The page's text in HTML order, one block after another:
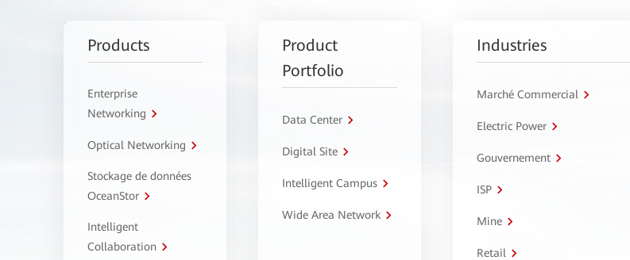
Products
Enterprise
Networking
Optical Networking
Stockage de données
OceanStor
Intelligent
Collaboration
Product
Portfolio
Data Center
Digital Site
Intelligent Campus
Wide Area Network
Industries
Marché Commercial
Electric Power
Gouvernement
ISP
Mine
Retail